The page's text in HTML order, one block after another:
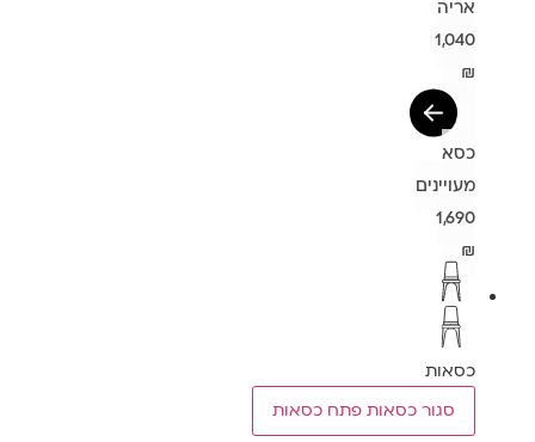
אריה
1,040
₪
כסא
מעויינים
1,690
₪
כסאות
סגור כסאות פתח כסאות